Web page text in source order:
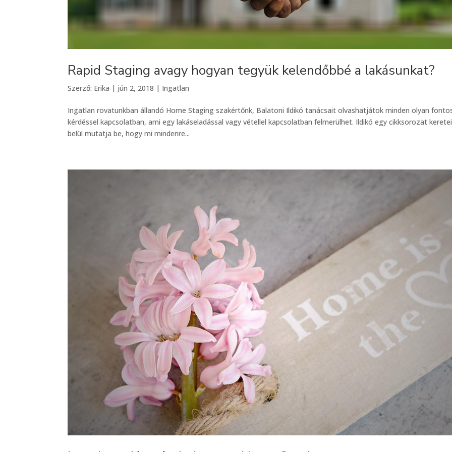
Rapid Staging avagy hogyan tegyük kelendőbbé a lakásunkat?
Szerző: Erika | jún 2, 2018 | Ingatlan
Ingatlan rovatunkban állandó Home Staging szakértőnk, Balatoni Ildikó tanácsait olvashatjátok minden olyan
kérdéssel kapcsolatban, ami egy lakáseladással vagy vétellel kapcsolatban felmerülhet. Ildikó egy cikksorozat
belül mutatja be, hogy mi mindenre...